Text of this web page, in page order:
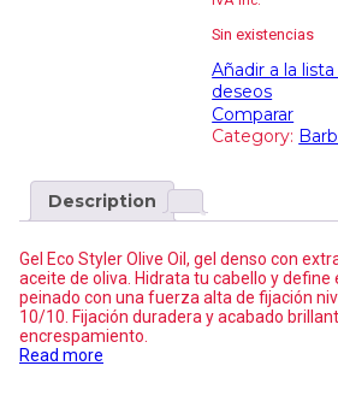
Sin existencias
Añadir a la
deseos
Comparar
Category:
Description
Gel Eco Styler Olive Oil, gel denso con
aceite de oliva. Hidrata tu cabello y define
peinado con una fuerza alta de fijación
10/10. Fijación duradera y acabado
encrespamiento.
Read more